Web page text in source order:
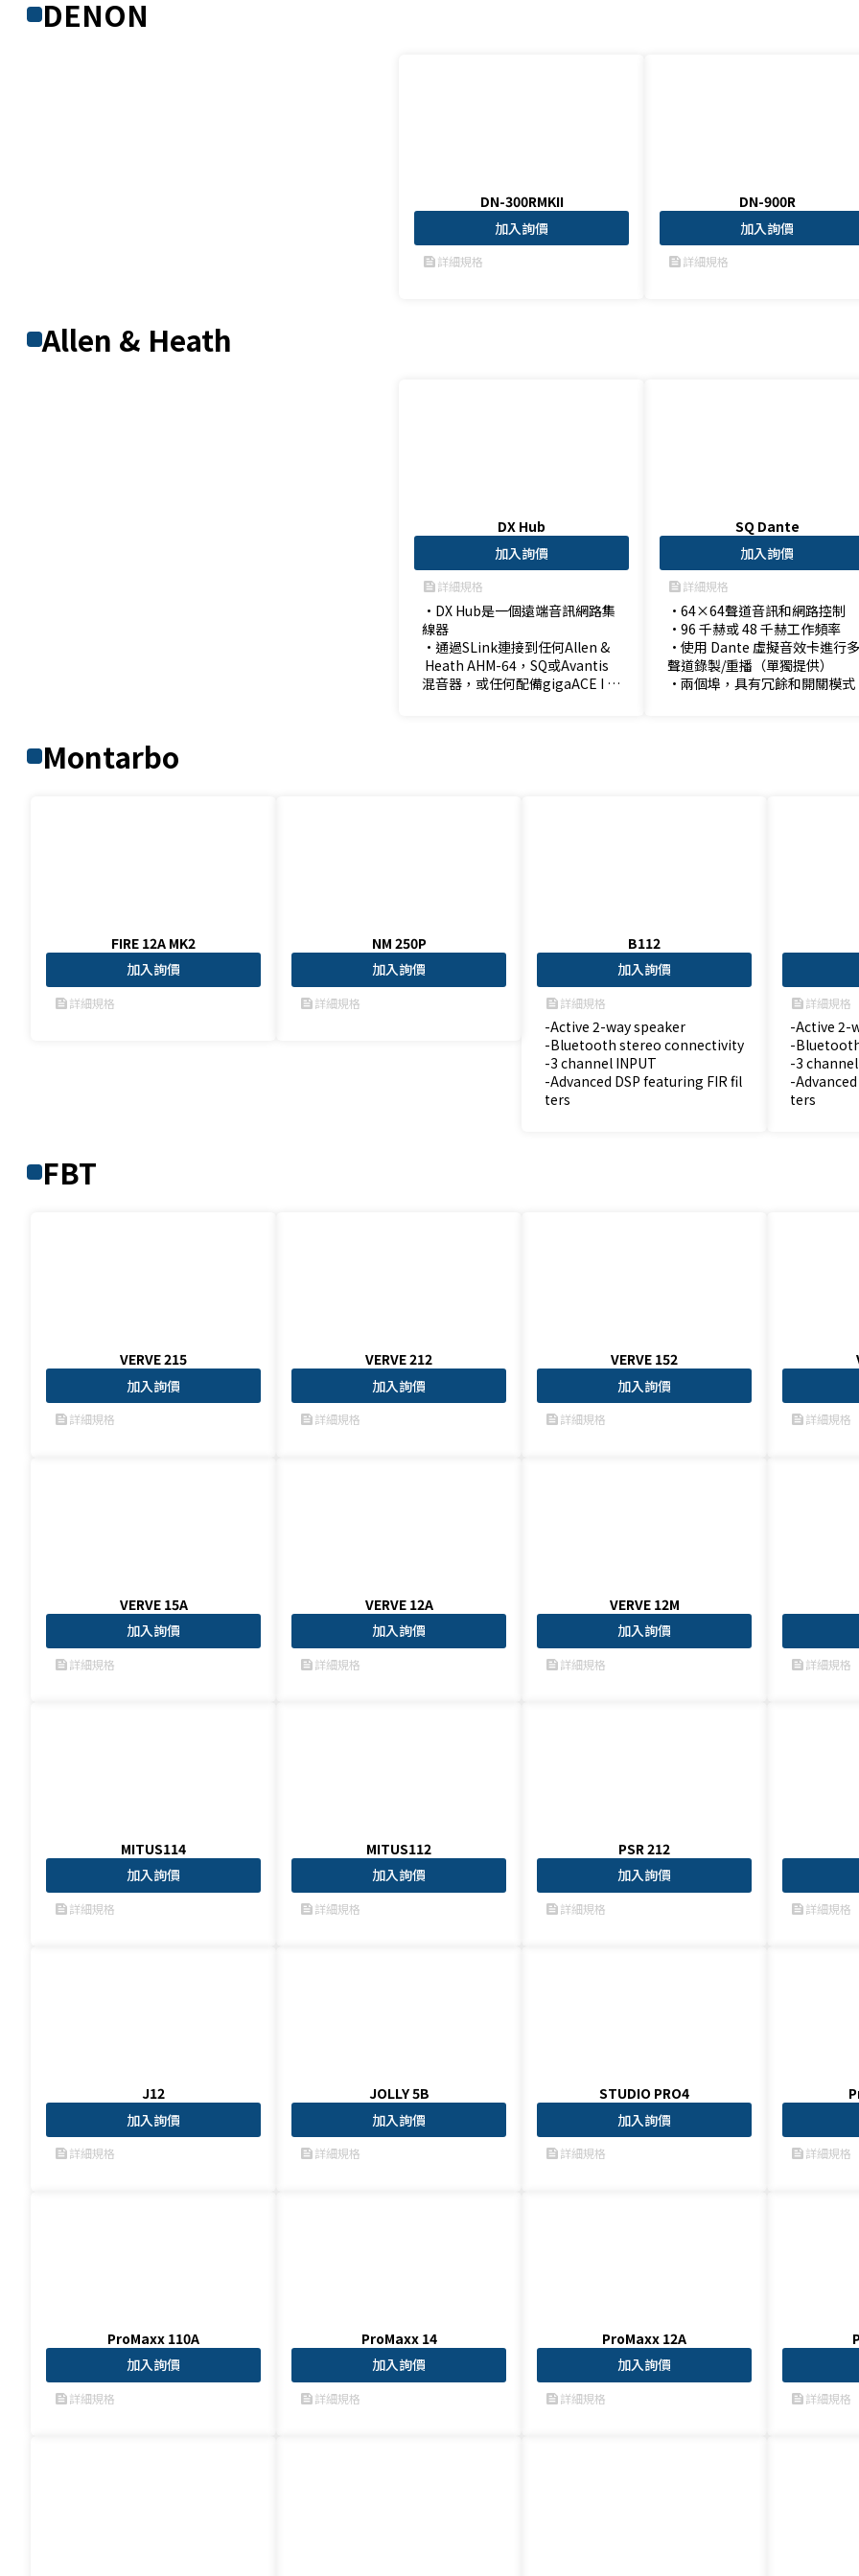
DENON
DN-300RMKII
加入詢價
feed詳細規格
DN-900R
加入詢價
feed詳細規格
Allen & Heath
DX Hub
加入詢價
feed詳細規格
•DX Hub是一個遠端音訊網路集
線器
•通過SLink連接到任何Allen &
Heath AHM-64，SQ或Avantis
混音器，或任何配備gigaACE I /
SQ Dante
加入詢價
feed詳細規格
•64×64聲道音訊和網路控制
•96 千赫或 48 千赫工作頻率
•使用 Dante 虛擬音效卡進行多
聲道錄製/重播（單獨提供）
•兩個埠，具有冗餘和開關模式
Montarbo
FIRE 12A MK2
加入詢價
feed詳細規格
NM 250P
加入詢價
feed詳細規格
B112
加入詢價
feed詳細規格
-Active 2-way speaker
-Bluetooth stereo connectivity
-3 channel INPUT
-Advanced DSP featuring FIR fil
ters
feed詳細規格
-Active 2-
-
-3
-
ters
FBT
VERVE 215
加入詢價
feed詳細規格
VERVE 212
加入詢價
feed詳細規格
VERVE 152
加入詢價
feed詳細規格 feed詳細規格
VERVE 15A
加入詢價
feed詳細規格
VERVE 12A
加入詢價
feed詳細規格
VERVE 12M
加入詢價
feed詳細規格 feed詳細規格
MITUS114
加入詢價
feed詳細規格
MITUS112
加入詢價
feed詳細規格
PSR 212
加入詢價
feed詳細規格 feed詳細規格
J12
加入詢價
feed詳細規格
JOLLY 5B
加入詢價
feed詳細規格
STUDIO PRO4
加入詢價
feed詳細規格 feed詳細規格
ProMaxx 110A
加入詢價
feed詳細規格
ProMaxx 14
加入詢價
feed詳細規格
ProMaxx 12A
加入詢價
feed詳細規格 feed詳細規格